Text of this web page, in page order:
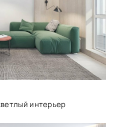
интерьер